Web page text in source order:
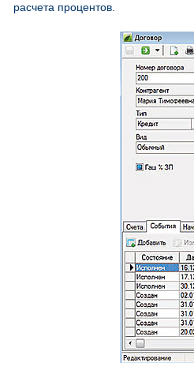
расчета процентов.